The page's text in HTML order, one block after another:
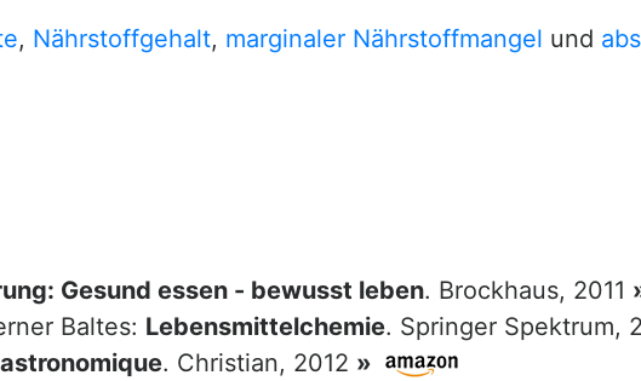
, Nährstoffgehalt, marginaler Nährstoffmangel und
Gesund essen - bewusst leben. Brockhaus, 2011
Baltes: Lebensmittelchemie. Springer Spektrum,
. Christian, 2012 »